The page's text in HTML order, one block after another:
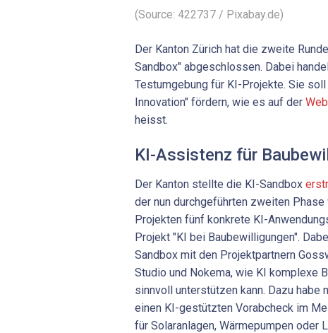
(Source: 422737 / Pixabay.de)
Der Kanton Zürich hat die zweite
Sandbox" abgeschlossen. Dabei
Testumgebung für KI-Projekte. Sie
Innovation" fördern, wie es auf der
heisst.
KI-Assistenz für
Der Kanton stellte die KI-Sandbox
der nun durchgeführten zweiten
Projekten fünf konkrete KI-
Projekt "KI bei Baubewilligungen".
Sandbox mit den Projektpartnern
Studio und Nokema, wie KI komplexe
sinnvoll unterstützen kann. Dazu habe
einen KI-gestützten Vorabcheck im
für Solaranlagen, Wärmepumpen oder